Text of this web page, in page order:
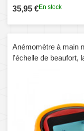
35,95 €En stock
Anémomètre à main
l'échelle de beaufort,